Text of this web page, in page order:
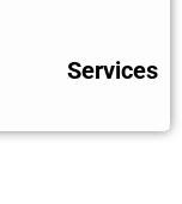
Services